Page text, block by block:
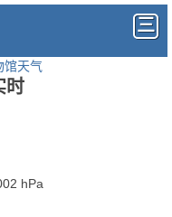
馆天气
时
hPa